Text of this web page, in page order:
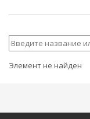
Элемент не найден